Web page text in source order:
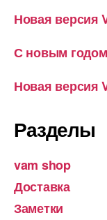
Новая версия
С новым
Новая версия
Разделы
vam shop
Доставка
Заметки